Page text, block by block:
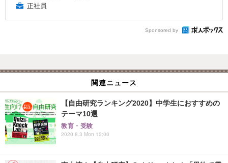
正社員
Sponsored by
関連ニュース
【自由研究ランキング2020】中学生におすすめの
テーマ10選
教育・受験
2020.8.3 Mon 12:00